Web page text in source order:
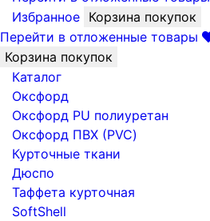
Избранное Корзина покупок
Перейти в отложенные товары
Корзина покупок
Каталог
Оксфорд
Оксфорд PU полиуретан
Оксфорд ПВХ (PVC)
Курточные ткани
Дюспо
Таффета курточная
SoftShell